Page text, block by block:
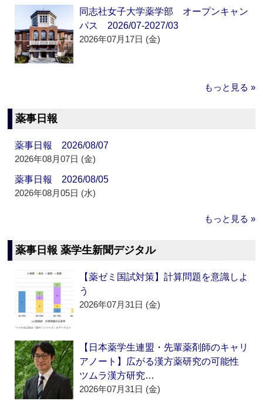
同志社女子大学薬学部 オープンキャン
パス 2026/07-2027/03
2026年07月17日 (金)
もっと見る »
薬事日報
薬事日報 2026/08/07
2026年08月07日 (金)
薬事日報 2026/08/05
2026年08月05日 (水)
もっと見る »
薬事日報 薬学生新聞デジタル
【薬ゼミ国試対策】計算問題を意識しよ
う
2026年07月31日 (金)
【日本薬学生連盟・先輩薬剤師のキャリ
アノート】広がる漢方薬研究の可能性
ツムラ漢方研究…
2026年07月31日 (金)